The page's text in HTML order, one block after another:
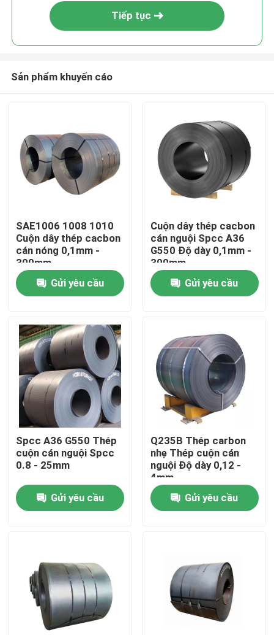
Nhà
Địa chỉ liên hệ
Sản phẩm
Bộ phận lò hơi
tấm thép carbon
Ống hợp kim liền mạch
Ống nồi hơi áp suất cao
Tiếp tục
Sản phẩm khuyến cáo
SAE1006 1008 1010
Cuộn dây thép cacbon
cán nóng 0,1mm -
300mm
Gửi yêu cầu
Cuộn dây thép cacbon
cán nguội Spcc A36
G550 Độ dày 0,1mm -
300mm
Gửi yêu cầu
Spcc A36 G550 Thép
cuộn cán nguội Spcc
0.8 - 25mm
Gửi yêu cầu
Q235B Thép carbon
nhẹ Thép cuộn cán
nguội Độ dày 0,12 -
4mm
Gửi yêu cầu